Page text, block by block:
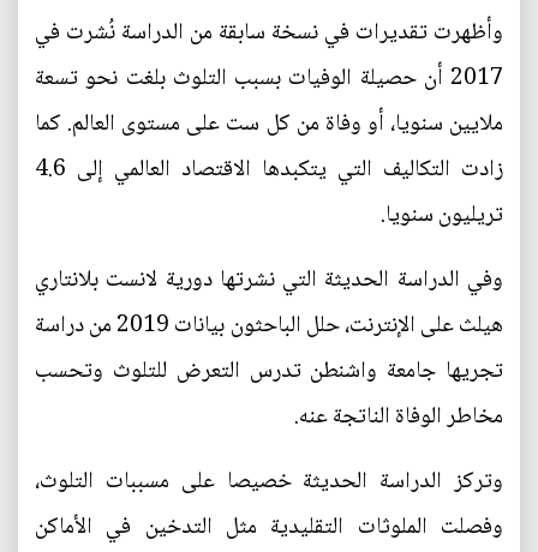
وأظهرت تقديرات في نسخة سابقة من الدراسة نُشرت في
2017 أن حصيلة الوفيات بسبب التلوث بلغت نحو تسعة
ملايين سنويا، أو وفاة من كل ست على مستوى العالم. كما
زادت التكاليف التي يتكبدها الاقتصاد العالمي إلى 4.6
تريليون سنويا.
وفي الدراسة الحديثة التي نشرتها دورية لانست بلانتاري
هيلث على الإنترنت، حلل الباحثون بيانات 2019 من دراسة
تجريها جامعة واشنطن تدرس التعرض للتلوث وتحسب
مخاطر الوفاة الناتجة عنه.
وتركز الدراسة الحديثة خصيصا على مسببات التلوث،
وفصلت الملوثات التقليدية مثل التدخين في الأماكن